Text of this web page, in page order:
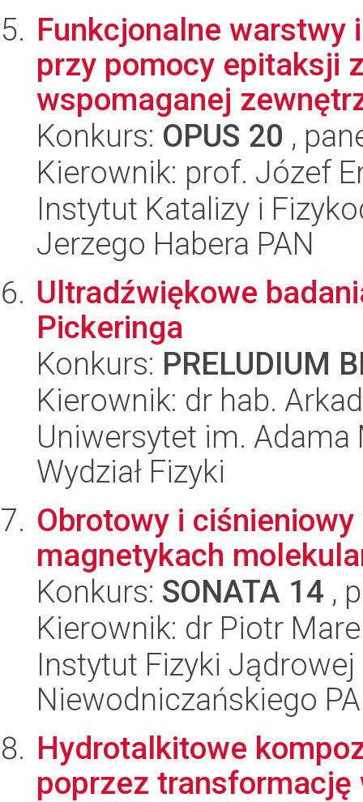
Funkcjonalne warstwy
przy pomocy epitaksji
wspomaganej
Konkurs: OPUS 20 ,
Kierownik: prof. Józef
Instytut Katalizy i
Jerzego Habera PAN
Ultradźwiękowe
Pickeringa
Konkurs: PRELUDIUM
Kierownik: dr hab.
Uniwersytet im.
Wydział Fizyki
Obrotowy i
magnetykach
Konkurs: SONATA 14 ,
Kierownik: dr Piotr
Instytut Fizyki
Niewodniczańskiego
Hydrotalkitowe
poprzez transformację